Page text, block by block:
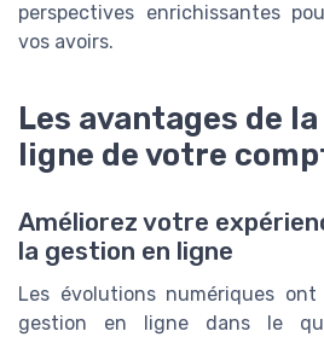
perspectives enrichissantes
vos avoirs.
Les avantages de
ligne de votre
Améliorez votre
la gestion en ligne
Les évolutions numériques
gestion en ligne dans le